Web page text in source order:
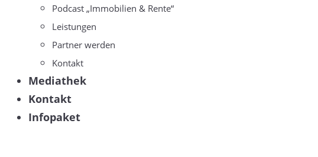
Podcast „Immobilien & Rente“
Leistungen
Partner werden
Kontakt
Mediathek
Kontakt
Infopaket